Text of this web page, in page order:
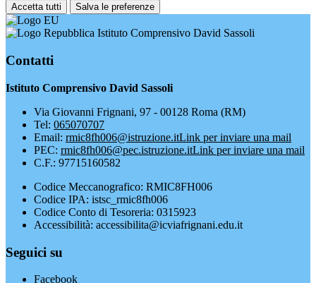
Accetta tutti Salva le preferenze
Istituto Comprensivo David Sassoli
Contatti
Istituto Comprensivo David Sassoli
Via Giovanni Frignani, 97 - 00128 Roma (RM)
Tel: 065070707
Email: rmic8fh006@istruzione.itLink per inviare una mail
PEC: rmic8fh006@pec.istruzione.itLink per inviare una mail
C.F.: 97715160582
Codice Meccanografico: RMIC8FH006
Codice IPA: istsc_rmic8fh006
Codice Conto di Tesoreria: 0315923
Accessibilità: accessibilita@icviafrignani.edu.it
Seguici su
Facebook